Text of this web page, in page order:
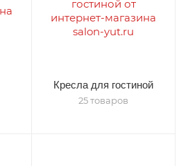
Кресла для гостиной
25 товаров